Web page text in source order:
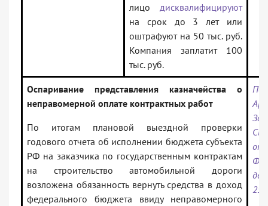
лицо дисквалифицируют
на срок до 3 лет или
оштрафуют на 50 тыс. руб.
Компания заплатит 100
тыс. руб.
Оспаривание представления казначейства о
неправомерной оплате контрактных работ
По итогам плановой выездной проверки
годового отчета об исполнении бюджета субъекта
РФ на заказчика по государственным контрактам
на строительство автомобильной дороги
возложена обязанность вернуть средства в доход
федерального бюджета ввиду неправомерного
от